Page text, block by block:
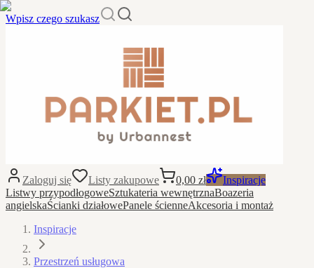
Wpisz czego szukasz
Zaloguj się Listy zakupowe 0,00 zł
Inspiracje
Listwy przypodłogoweSztukateria wewnętrznaBoazeria
angielskaŚcianki działowePanele ścienneAkcesoria i montaż
Inspiracje
Przestrzeń usługowa